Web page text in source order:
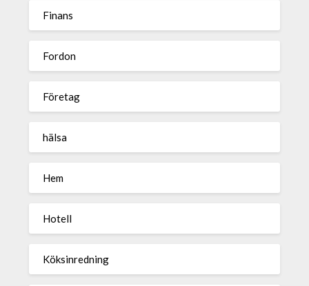
Finans
Fordon
Företag
hälsa
Hem
Hotell
Köksinredning